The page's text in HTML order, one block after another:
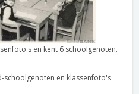
en kent 6 schoolgenoten.
schoolgenoten en klassenfoto's